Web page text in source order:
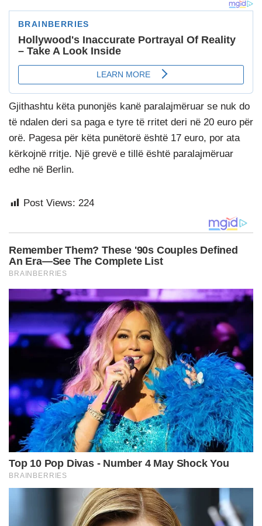
Gjithashtu këta punonjës kanë paralajmëruar se nuk do
të ndalen deri sa paga e tyre të rritet deri në 20 euro për
orë. Pagesa për këta punëtorë është 17 euro, por ata
kërkojnë rritje. Një grevë e tillë është paralajmëruar
edhe në Berlin.
Post Views: 224